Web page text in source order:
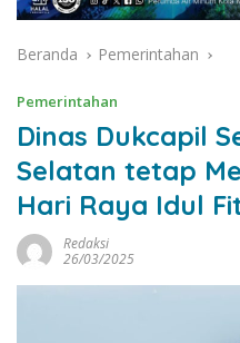
Beranda Pemerintahan
Pemerintahan
Dinas Dukcapil
Selatan tetap
Hari Raya Idul
Redaksi
26/03/2025